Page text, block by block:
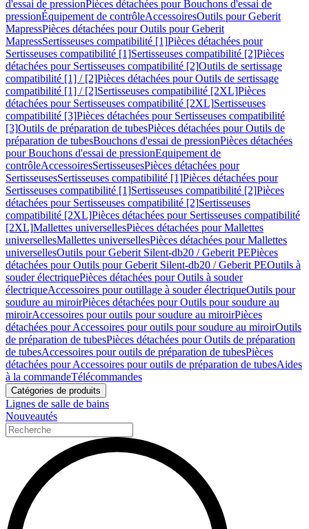
d'essai de pressionPièces détachées pour Bouchons d'essai de
pressionÉquipement de contrôleAccessoiresOutils pour Geberit
MapressPièces détachées pour Outils pour Geberit
MapressSertisseuses compatibilité [1]Pièces détachées pour
Sertisseuses compatibilité [1]Sertisseuses compatibilité [2]Pièces
détachées pour Sertisseuses compatibilité [2]Outils de sertissage
compatibilité [1] / [2]Pièces détachées pour Outils de sertissage
compatibilité [1] / [2]Sertisseuses compatibilité [2XL]Pièces
détachées pour Sertisseuses compatibilité [2XL]Sertisseuses
compatibilité [3]Pièces détachées pour Sertisseuses compatibilité
[3]Outils de préparation de tubesPièces détachées pour Outils de
préparation de tubesBouchons d'essai de pressionPièces détachées
pour Bouchons d'essai de pressionEquipement de
contrôleAccessoiresSertisseusesPièces détachées pour
SertisseusesSertisseuses compatibilité [1]Pièces détachées pour
Sertisseuses compatibilité [1]Sertisseuses compatibilité [2]Pièces
détachées pour Sertisseuses compatibilité [2]Sertisseuses
compatibilité [2XL]Pièces détachées pour Sertisseuses compatibilité
[2XL]Mallettes universellesPièces détachées pour Mallettes
universellesMallettes universellesPièces détachées pour Mallettes
universellesOutils pour Geberit Silent-db20 / Geberit PEPièces
détachées pour Outils pour Geberit Silent-db20 / Geberit PEOutils à
souder électriquePièces détachées pour Outils à souder
électriqueAccessoires pour outillage à souder électriqueOutils pour
soudure au miroirPièces détachées pour Outils pour soudure au
miroirAccessoires pour outils pour soudure au miroirPièces
détachées pour Accessoires pour outils pour soudure au miroirOutils
de préparation de tubesPièces détachées pour Outils de préparation
de tubesAccessoires pour outils de préparation de tubesPièces
détachées pour Accessoires pour outils de préparation de tubesAides
à la commandeTélécommandes
Catégories de produits
Lignes de salle de bains
Nouveautés